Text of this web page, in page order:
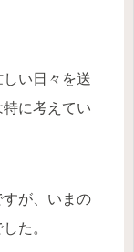
い日々を送
に考えてい
が、いまの
た。